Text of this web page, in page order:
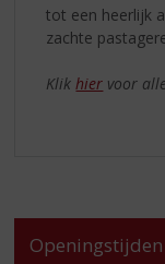
tot een heerlijk
zachte
Klikhier voor
Openingstijden